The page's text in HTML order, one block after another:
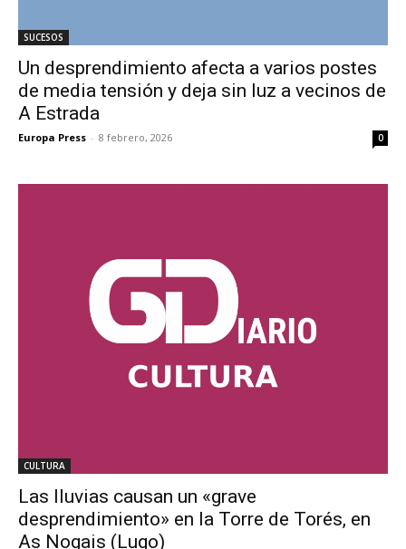
SUCESOS
Un desprendimiento afecta a varios postes
de media tensión y deja sin luz a vecinos de
A Estrada
Europa Press - 8 febrero, 2026 0
CULTURA
Las lluvias causan un «grave
desprendimiento» en la Torre de Torés, en
As Nogais (Lugo)